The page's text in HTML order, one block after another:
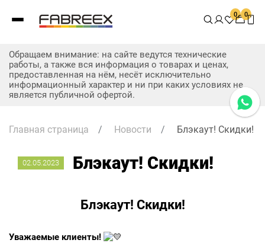
0 0
Обращаем внимание: на сайте ведутся технические
работы, а также вся информация о товарах и ценах,
предоставленная на нём, несёт исключительно
информационный характер и ни при каких условиях не
является публичной офертой.
Главная страница / Новости / Блэкаут! Скидки!
02.05.2023 Блэкаут! Скидки!
Блэкаут! Скидки!
Уважаемые клиенты!